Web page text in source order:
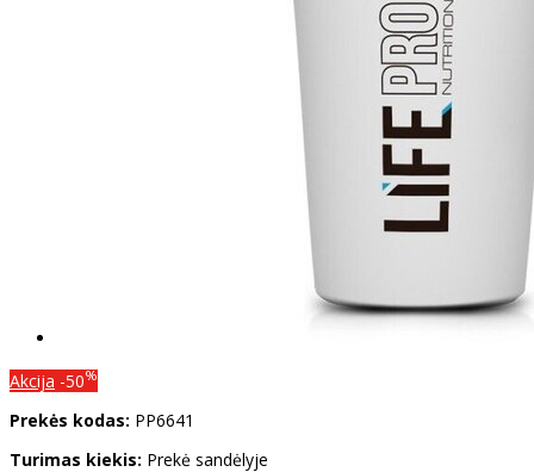
Akcija -50%
Prekės kodas: PP6641
Turimas kiekis: Prekė sandėlyje